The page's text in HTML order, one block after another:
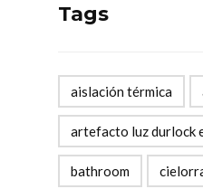
Tags
aislación térmica
artefacto luz durlock
bathroom